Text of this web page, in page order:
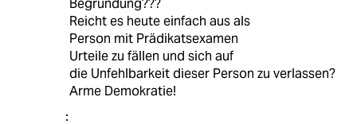
Begründung???
Reicht es heute einfach aus als
Person mit Prädikatsexamen
Urteile zu fällen und sich auf
die Unfehlbarkeit dieser Person zu verlassen?
Arme Demokratie!